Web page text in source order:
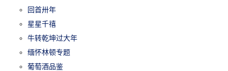
回首卅年
星星千禧
牛转乾坤过大年
缅怀林顿专题
葡萄酒品鉴